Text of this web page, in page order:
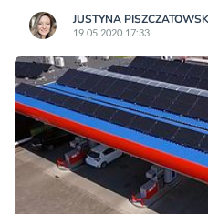
JUSTYNA
19.05.2020 17:33